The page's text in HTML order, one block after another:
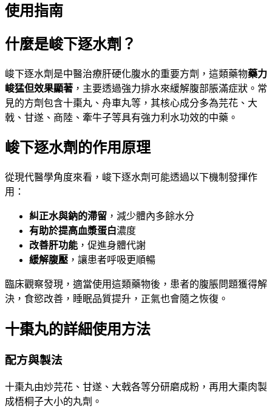
使用指南
什麼是峻下逐水劑？
峻下逐水劑是中醫治療肝硬化腹水的重要方劑，這類藥物藥力
峻猛但效果顯著 ，主要透過強力排水來緩解腹部脹滿症狀。常
見的方劑包含十棗丸、舟車丸等，其核心成分多為芫花、大
戟、甘遂、商陸、牽牛子等具有強力利水功效的中藥。
峻下逐水劑的作用原理
從現代醫學角度來看，峻下逐水劑可能透過以下機制發揮作
用：
糾正水與鈉的滯留 ，減少體內多餘水分
有助於提高血漿蛋白濃度
改善肝功能 ，促進身體代謝
緩解腹壓 ，讓患者呼吸更順暢
臨床觀察發現，適當使用這類藥物後，患者的腹脹問題獲得解
決，食慾改善，睡眠品質提升，正氣也會隨之恢復。
十棗丸的詳細使用方法
配方與製法
十棗丸由炒芫花、甘遂、大戟各等分研磨成粉，再用大棗肉製
成梧桐子大小的丸劑。